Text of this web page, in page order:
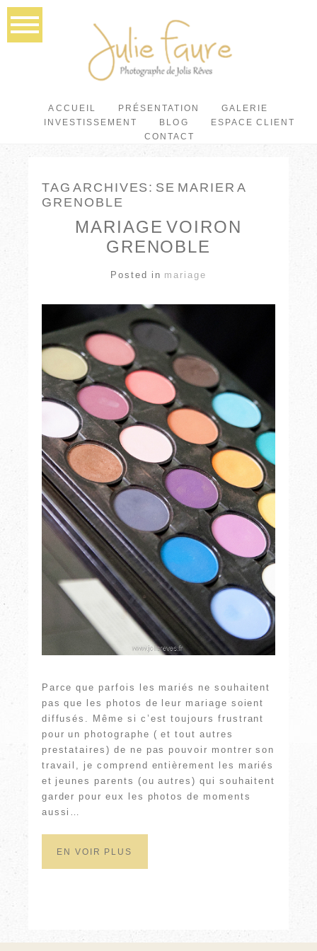
ACCUEIL PRÉSENTATION
GALERIE
INVESTISSEMENT
BLOG
ESPACE CLIENT
CONTACT
TAG ARCHIVES: SE MARIER A
GRENOBLE
MARIAGE VOIRON
GRENOBLE
Posted in mariage
Parce que parfois les mariés ne souhaitent
pas que les photos de leur mariage soient
diffusés. Même si c’est toujours frustrant
pour un photographe ( et tout autres
prestataires) de ne pas pouvoir montrer son
travail, je comprend entièrement les mariés
et jeunes parents (ou autres) qui souhaitent
garder pour eux les photos de moments
aussi…
EN VOIR PLUS